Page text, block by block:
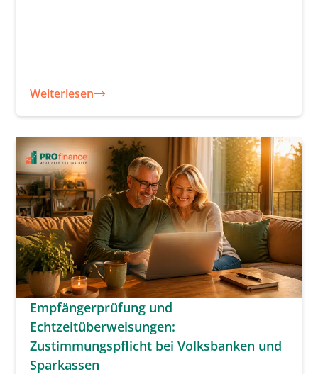
Weiterlesen
Empfängerprüfung und
Echtzeitüberweisungen:
Zustimmungspflicht bei Volksbanken und
Sparkassen